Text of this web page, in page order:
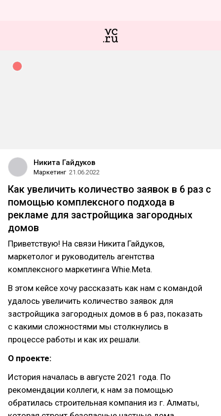
Никита Гайдуков
Маркетинг 21.06.2022
Как увеличить количество заявок в 6 раз с
помощью комплексного подхода в
рекламе для застройщика загородных
домов
Приветствую! На связи Никита Гайдуков,
маркетолог и руководитель агентства
комплексного маркетинга Whie.Meta.
В этом кейсе хочу рассказать как нам с командой
удалось увеличить количество заявок для
застройщика загородных домов в 6 раз, показать
с какими сложностями мы столкнулись в
процессе работы и как их решали.
О проекте:
История началась в августе 2021 года. По
рекомендации коллеги, к нам за помощью
обратилась строительная компания из г. Алматы,